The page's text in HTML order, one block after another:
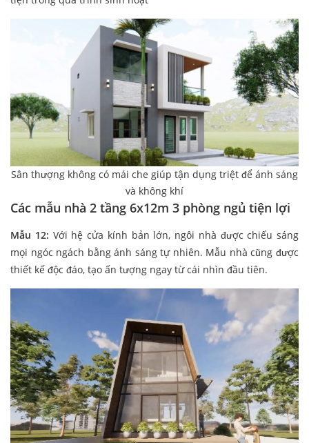
Sân thượng không có mái che giúp tận dụng triệt để ánh sáng
và không khí
Các mẫu nhà 2 tầng 6x12m 3 phòng ngủ tiện lợi
Mẫu 12: Với hệ cửa kính bản lớn, ngôi nhà được chiếu sáng
mọi ngóc ngách bằng ánh sáng tự nhiên. Mẫu nhà cũng được
thiết kế độc đáo, tạo ấn tượng ngay từ cái nhìn đầu tiên.